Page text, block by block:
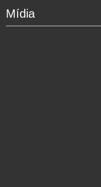
Mídia